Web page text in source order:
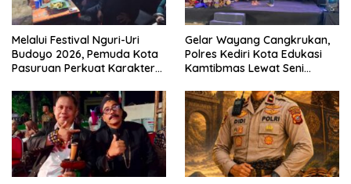
Melalui Festival Nguri-Uri
Budoyo 2026, Pemuda Kota
Pasuruan Perkuat Karakter
Narkoba
Gelar Wayang Cangkrukan,
Polres Kediri Kota Edukasi
Kamtibmas Lewat Seni